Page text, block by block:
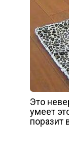
Это
умеет
поразит